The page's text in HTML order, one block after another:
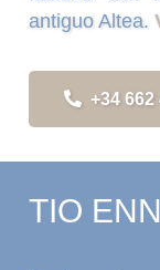
antiguo Altea.
+34 662
TIO